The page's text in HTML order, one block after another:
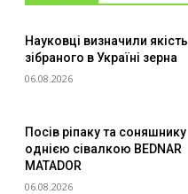
Науковці визначили якість
зібраного в Україні зерна
06.08.2026
Посів ріпаку та соняшнику
однією сівалкою BEDNAR
MATADOR
06.08.2026